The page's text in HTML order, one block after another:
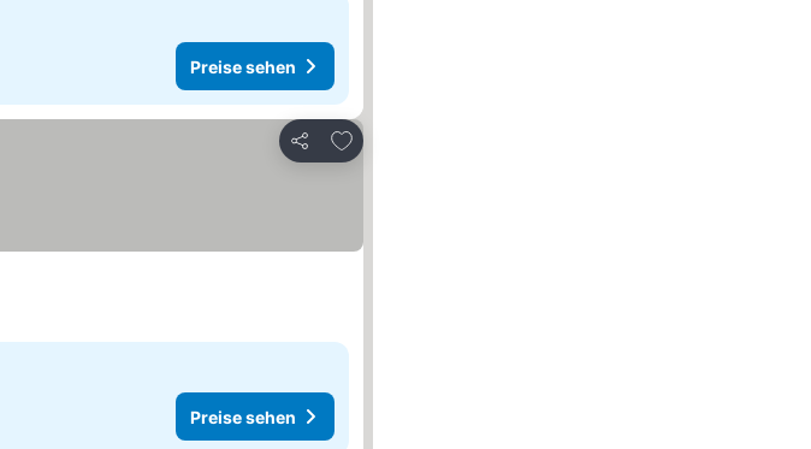
Preise sehen
Teilen
Zu Favoriten hinzufügen
Preise sehen